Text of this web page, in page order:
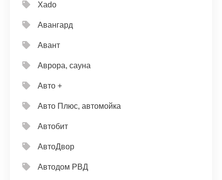
Xado
Авангард
Авант
Аврора, сауна
Авто +
Авто Плюс, автомойка
Автобит
АвтоДвор
Автодом РВД